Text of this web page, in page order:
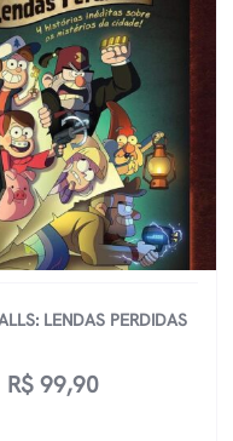
LENDAS PERDIDAS
R$ 99,90